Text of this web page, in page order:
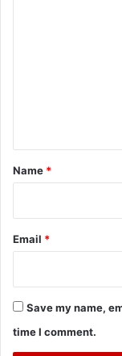
*
Name *
Email *
Save my name,
time I comment.